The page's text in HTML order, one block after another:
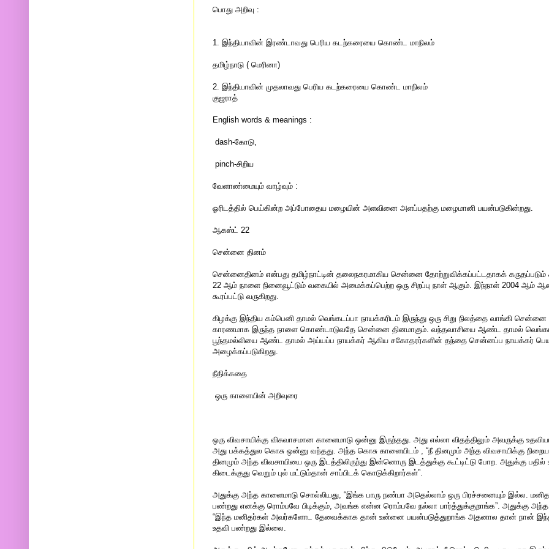
பொது அறிவு :
1. இந்தியாவின் இரண்டாவது பெரிய கடற்கரையை கொண்ட மாநிலம்
தமிழ்நாடு ( மெரினா)
2. இந்தியாவின் முதலாவது பெரிய கடற்கரையை கொண்ட மாநிலம்
குஜராத்
English words & meanings :
dash-கோடு,
pinch-சிறிய
வேளாண்மையும் வாழ்வும் :
ஓரிடத்தில் பெய்கின்ற அப்போதைய மழையின் அளவினை அளப்பதற்கு மழைமானி பயன்படுகின்றது.
ஆகஸ்ட் 22
சென்னை தினம்
சென்னைதினம் என்பது தமிழ்நாட்டின் தலைநகரமாகிய சென்னை தோற்றுவிக்கப்பட்டதாகக் கருதப்படும்
22 ஆம் நாளை நினைவூட்டும் வகையில் அமைக்கப்பெற்ற ஒரு சிறப்பு நாள் ஆகும். இந்நாள் 2004 ஆம்
கூரப்பட்டு வருகிறது.
கிழக்கு இந்திய கம்பெனி தாமல் வெங்கடப்பா நாயக்கரிடம் இருந்து ஒரு சிறு நிலத்தை வாங்கி
காரணமாக இருந்த நாளை கொண்டாடுவதே சென்னை தினமாகும். வந்தவாசியை ஆண்ட தாமல்
பூந்தமல்லியை ஆண்ட தாமல் அய்யப்ப நாயக்கர் ஆகிய சகோதரர்களின் தந்தை சென்னப்ப நாயக்கர்
அழைக்கப்படுகிறது.
நீதிக்கதை
ஒரு காளையின் அறிவுரை
ஒரு விவசாயிக்கு விசுவாசமான காளைமாடு ஒன்னு இருந்தது. அது எல்லா விதத்திலும் அவருக்கு
அது பக்கத்துல கொசு ஒன்னு வந்தது. அந்த கொசு காளையிடம் , “நீ தினமும் அந்த விவசாயிக்கு
தினமும் அந்த விவசாயியை ஒரு இடத்திலிருந்து இன்னொரு இடத்துக்கு கூட்டிட்டு போற. அதுக்கு
கிடைக்குது வெறும் புல் மட்டும்தான் சாப்பிடக் கொடுக்கிறார்கள்”.
அதுக்கு அந்த காளைமாடு சொல்லியது, “இங்க பாரு நண்பா அதெல்லாம் ஒரு பிரச்சனையும் இல்ல.
பண்றது எனக்கு ரொம்பவே பிடிக்கும், அவங்க என்ன ரொம்பவே நல்லா பார்த்துக்குறாங்க”. அதுக்கு
“இந்த மனிதர்கள் அவர்களோட தேவைக்காக தான் உன்னை பயன்படுத்துறாங்க அதனால தான் நான் இந்த
உதவி பண்றது இல்லை.